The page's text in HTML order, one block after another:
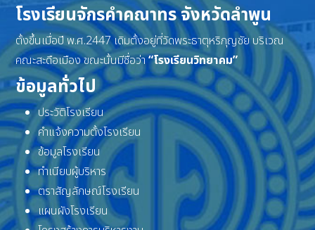
โรงเรียนจักรคำคณาทร จังหวัดลำพูน
ตั้งขึ้นเมื่อปี พ.ศ.2447 เดิมตั้งอยู่ที่วัดพระธาตุหริภุญชัย บริเวณ
คณะสะดือเมือง ขณะนั้นมีชื่อว่า“โรงเรียนวิทยาคม”
ข้อมูลทั่วไป
ประวัติโรงเรียน
คำแจ้งความตั้งโรงเรียน
ข้อมูลโรงเรียน
ทำเนียบผู้บริหาร
ตราสัญลักษณ์โรงเรียน
แผนผังโรงเรียน